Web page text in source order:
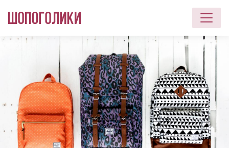
Перейти к основному содержанию